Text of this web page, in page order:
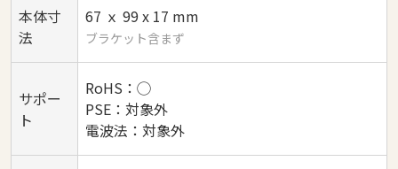
本体寸
法
67 ｘ 99 x 17 mm
ブラケット含まず
サポー
ト
RoHS：◯
PSE：対象外
電波法：対象外